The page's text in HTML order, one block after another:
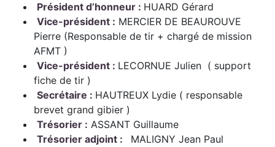
Président d’honneur : HUARD Gérard
Vice-président : MERCIER DE BEAUROUVE
Pierre (Responsable de tir + chargé de mission
AFMT )
Vice-président : LECORNUE Julien ( support
fiche de tir )
Secrétaire : HAUTREUX Lydie ( responsable
brevet grand gibier )
Trésorier : ASSANT Guillaume
Trésorier adjoint :
MALIGNY Jean Paul